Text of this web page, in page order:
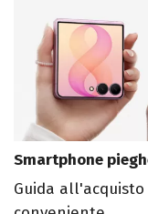
Smartphone
Guida